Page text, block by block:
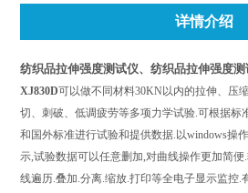
详情介绍
纺织品拉伸强度测试仪、纺织品拉伸强度
XJ830D可以做不同材料30KN以内的拉伸、压
切、刺破、低调疲劳等多项力学试验.可根据标
和国外标准进行试验和提供数据.以windows操
示,试验数据可以任意删加,对曲线操作更加简
线遍历.叠加.分离.缩放.打印等全电子显示监控.